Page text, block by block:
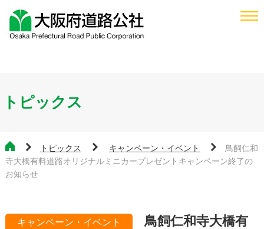
トピックス
トピックス キャンペーン・イベント
鳥飼仁和
寺大橋有料道路オリジナルミニカープレゼントキャンペーン終了の
お知らせ
キャンペーン・イベント
鳥飼仁和寺大橋有